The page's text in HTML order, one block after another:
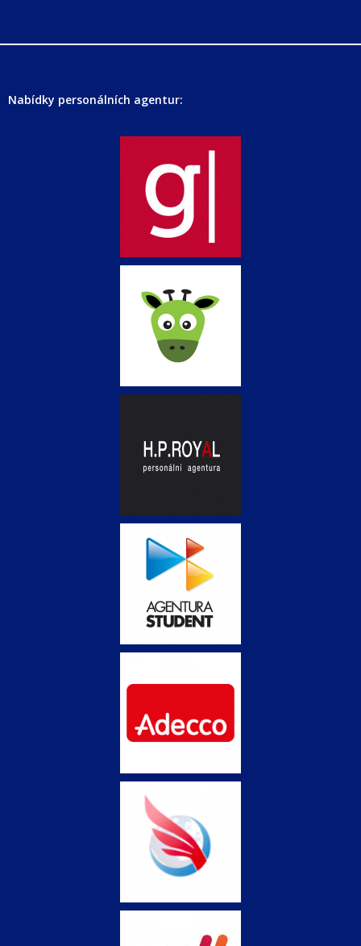
Nabídky personálních agentur: